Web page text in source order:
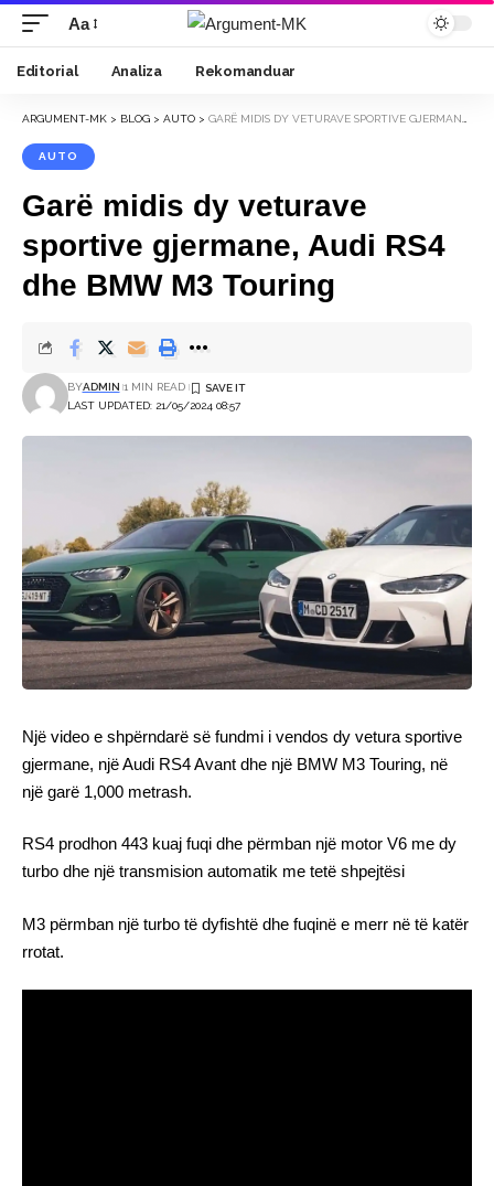
Font
Resizer
Aa
Editorial Analiza Rekomanduar
ARGUMENT-MK > BLOG > AUTO > GARË MIDIS DY VETURAVE SPORTIVE GJERMANE, AUDI RS4 DHE BMW M3 TOURING
AUTO
Garë midis dy veturave
sportive gjermane, Audi RS4
dhe BMW M3 Touring
LAST UPDATED: 21/05/2024 08:57
BYADMIN 1 MIN READ
Një video e shpërndarë së fundmi i vendos dy vetura sportive
gjermane, një Audi RS4 Avant dhe një BMW M3 Touring, në
një garë 1,000 metrash.
RS4 prodhon 443 kuaj fuqi dhe përmban një motor V6 me dy
turbo dhe një transmision automatik me tetë shpejtësi
M3 përmban një turbo të dyfishtë dhe fuqinë e merr në të katër
rrotat.